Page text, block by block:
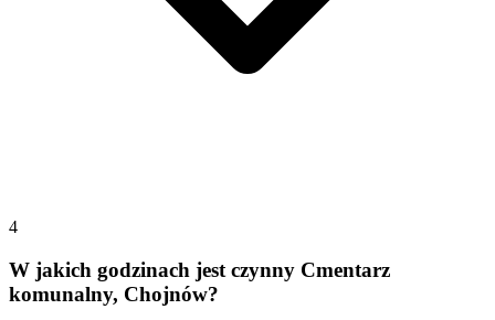
4
W jakich godzinach jest czynny Cmentarz
komunalny, Chojnów?